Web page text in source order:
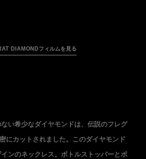
DIAMONDフィルムを見る
い希少なダイヤモンドは、伝説のフレグ
にカットされました。このダイヤモンド
ンのネックレス。ボトルストッパーとボ